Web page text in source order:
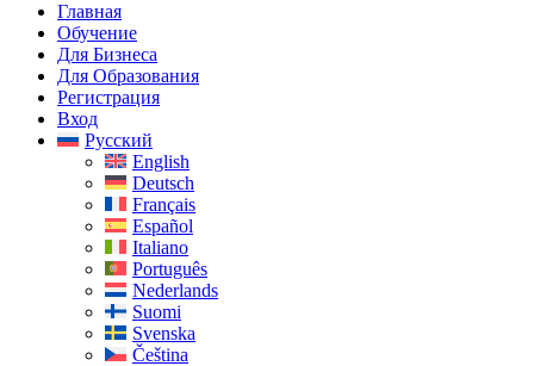
Главная
Обучение
Для Бизнеса
Для Образования
Регистрация
Вход
Русский
English
Deutsch
Français
Español
Italiano
Português
Nederlands
Suomi
Svenska
Čeština